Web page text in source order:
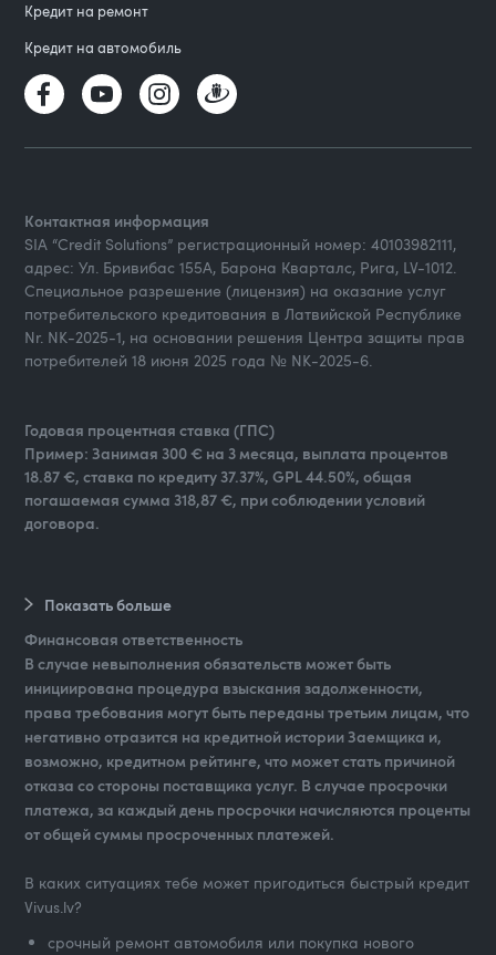
Кредит на ремонт
Кредит на автомобиль
Контактная информация
SIA “Credit Solutions” регистрационный номер: 40103982111,
адрес: Ул. Бривибас 155А, Барона Кварталс, Рига, LV-1012.
Специальное разрешение (лицензия) на оказание услуг
потребительского кредитования в Латвийской Республике
Nr. NK-2025-1, на основании решения Центра защиты прав
потребителей 18 июня 2025 года № NK-2025-6.
Годовая процентная ставка (ГПС)
Пример: Занимая 300 € на 3 месяца, выплата процентов
18.87 €, ставка по кредиту 37.37%, GPL 44.50%, общая
погашаемая сумма 318,87 €, при соблюдении условий
договора.
Показать больше
Финансовая ответственность
В случае невыполнения обязательств может быть
инициирована процедура взыскания задолженности,
права требования могут быть переданы третьим лицам, что
негативно отразится на кредитной истории Заемщика и,
возможно, кредитном рейтинге, что может стать причиной
отказа со стороны поставщика услуг. В случае просрочки
платежа, за каждый день просрочки начисляются проценты
от общей суммы просроченных платежей.
В каких ситуациях тебе может пригодиться быстрый кредит
Vivus.lv?
срочный ремонт автомобиля или покупка нового